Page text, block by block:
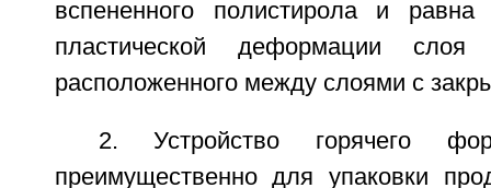
вспененного полистирола и
пластической деформации слоя
расположенного между слоями с
2. Устройство горячего
преимущественно для упаковки